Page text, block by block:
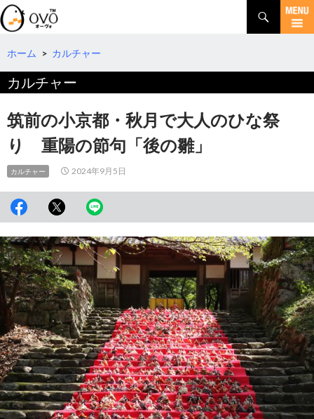
検
索
コ
テ
ツ
へ
動
ホーム > カルチャー
カルチャー
筑前の小京都・秋月で大人のひな祭
り 重陽の節句「後の雛」
カルチャー 2024年9月5日